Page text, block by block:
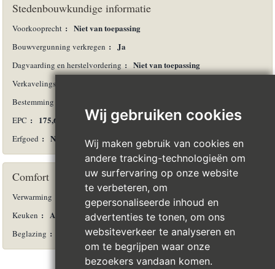
Wij gebruiken cookies
Wij maken gebruik van cookies en
andere tracking-technologieën om
uw surfervaring op onze website
te verbeteren, om
gepersonaliseerde inhoud en
advertenties te tonen, om ons
websiteverkeer te analyseren en
om te begrijpen waar onze
bezoekers vandaan komen.
Stedenbouwkundige informatie
Voorkooprecht : Niet van toepassing
Bouwvergunning verkregen : Ja
Dagvaarding en herstelvordering : Niet van toepassing
Verkavelingsvergunning
Bestemming
EPC : 175,61 kWh/m²
Erfgoed : Nee
Comfort
Verwarming
Keuken : Alle comfort
Beglazing : Hoogrendementsglas